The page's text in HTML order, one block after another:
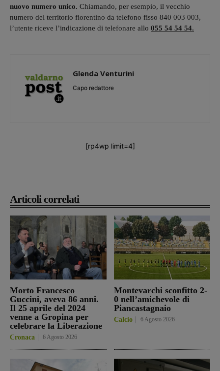
Articoli correlati
Morto Francesco
Guccini, aveva 86 anni.
Il 25 aprile del 2024
venne a Gropina per
celebrare la Liberazione
Cronaca 6 Agosto 2026
Montevarchi sconfitto 2-
0 nell’amichevole di
Piancastagnaio
Calcio 6 Agosto 2026
nuovo numero unico. Chiamando, per esempio, il vecchio
numero del territorio fiorentino da telefono fisso 840 003 003,
l’utente riceve l’indicazione di telefonare allo 055 54 54 54.
Glenda Venturini
Capo redattore
[rp4wp limit=4]